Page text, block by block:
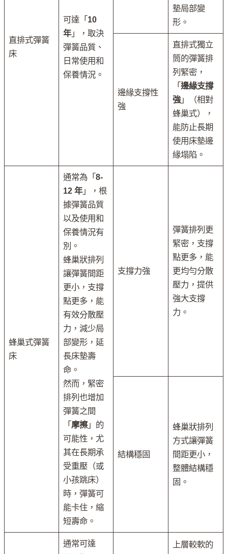
直排式彈簧
床
可達「10
年」，取決
彈簧品質、
日常使用和
保養情況。
墊局部變
形。
邊緣支撐性
強
直排式獨立
筒的彈簧排
列緊密，
「邊緣支撐
強 」（相對
蜂巢式），
能防止長期
使用床墊邊
緣塌陷。
蜂巢式彈簧
床
通常為「8-
12 年」，根
據彈簧品質
以及使用和
保養情況有
別。
蜂巢狀排列
讓彈簧間距
更小，支撐
點更多，能
有效分散壓
力，減少局
部變形，延
長床墊壽
命。
然而，緊密
排列也增加
彈簧之間
「摩擦」的
可能性，尤
其在長期承
受重壓（或
小孩跳床）
時，彈簧可
能卡住，縮
短壽命。
支撐力強
彈簧排列更
緊密，支撐
點更多，能
更均勻分散
壓力，提供
強大支撐
力。
結構穩固
蜂巢狀排列
方式讓彈簧
間距更小，
整體結構穩
固。
通常可達
上層較軟的